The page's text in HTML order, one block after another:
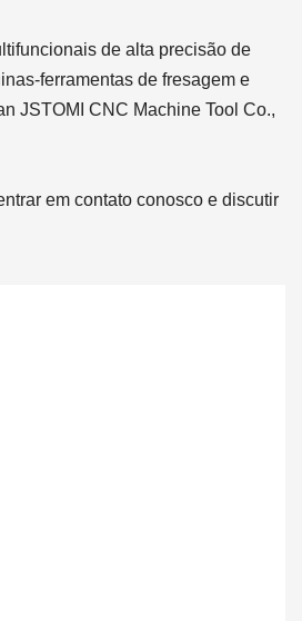
de alta precisão de
ferramentas de fresagem e
JSTOMI CNC Machine Tool Co.,
em contato conosco e discutir